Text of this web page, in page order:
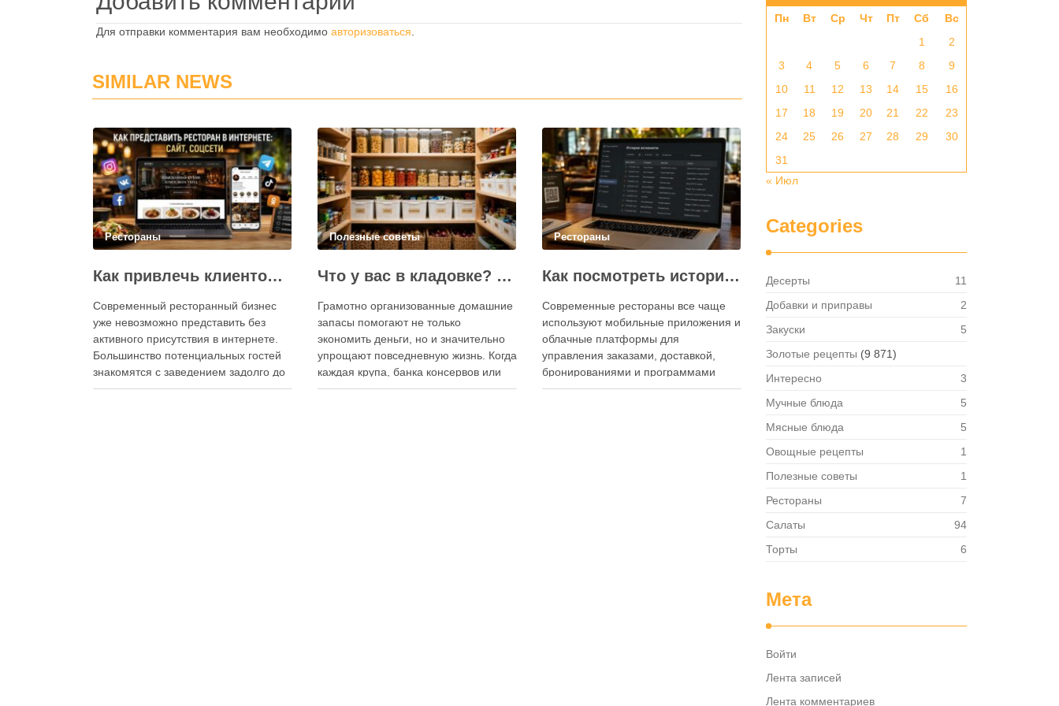
Для отправки комментария вам необходимо авторизоваться
SIMILAR NEWS
Рестораны
Как привлечь клиентов в ресторан через интернет: каким должен быть сайт и как эффективно использовать социальные сети
Современный ресторанный бизнес
уже невозможно представить без
активного присутствия в интернете.
Большинство потенциальных гостей
знакомятся с заведением задолго до
первого визита: изучают сайт,
Полезные советы
Что у вас в кладовке? Секреты эффективного планирования запасов
Грамотно организованные домашние
запасы помогают не только
экономить деньги, но и значительно
упрощают повседневную жизнь. Когда
каждая крупа, банка консервов или
упаковка бытовой химии находятся
Рестораны
Как посмотреть историю активности приложения для ресторана и зачем это нужно бизнесу
Современные рестораны все чаще
используют мобильные приложения и
облачные платформы для
управления заказами, доставкой,
бронированиями и программами
лояльности. Однако многие
Пн Вт Ср Чт Пт Сб
Вс
1
2
3
4 5 6 7 8
9
10
11 12 13 14 15
16
17
18 19 20 21 22
23
24
25 26 27 28 29
30
31
« Июл
Categories
Десерты
11
Добавки и приправы
2
Закуски
5
Золотые рецепты (9 871)
Интересно
3
Мучные блюда
5
Мясные блюда
5
Овощные рецепты
1
Полезные советы
1
Рестораны
7
Салаты
94
Торты
6
Мета
Войти
Лента записей
Лента комментариев